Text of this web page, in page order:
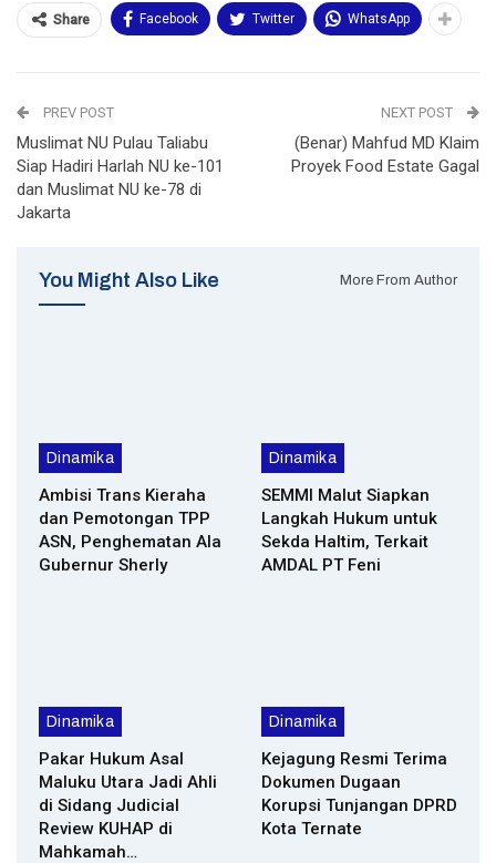
Share Facebook Twitter WhatsApp
PREV POST
Muslimat NU Pulau Taliabu
Siap Hadiri Harlah NU ke-101
dan Muslimat NU ke-78 di
Jakarta
NEXT POST
(Benar) Mahfud MD Klaim
Proyek Food Estate Gagal
You Might Also Like More From Author
Dinamika
Ambisi Trans Kieraha
dan Pemotongan TPP
ASN, Penghematan Ala
Gubernur Sherly
Dinamika
SEMMI Malut Siapkan
Langkah Hukum untuk
Sekda Haltim, Terkait
AMDAL PT Feni
Dinamika
Pakar Hukum Asal
Maluku Utara Jadi Ahli
di Sidang Judicial
Review KUHAP di
Mahkamah…
Dinamika
Kejagung Resmi Terima
Dokumen Dugaan
Korupsi Tunjangan DPRD
Kota Ternate